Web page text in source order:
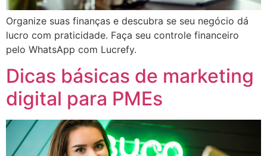
Organize suas finanças e descubra se seu negócio dá
lucro com praticidade. Faça seu controle financeiro
pelo WhatsApp com Lucrefy.
Dicas básicas de marketing
digital para PMEs